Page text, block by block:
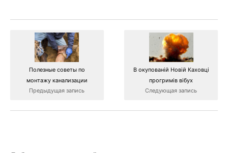
Полезные советы по
монтажу канализации
Предыдущая запись
В окупованій Новій Каховці
прогримів вібух
Следующая запись